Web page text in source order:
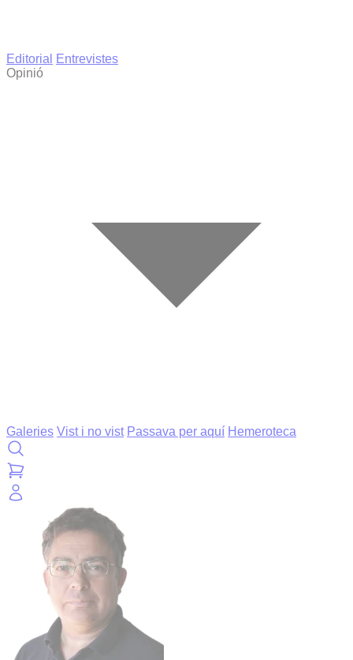
Editorial
Entrevistes
Opinió
Galeries Vist i no vist Passava per aquí Hemeroteca